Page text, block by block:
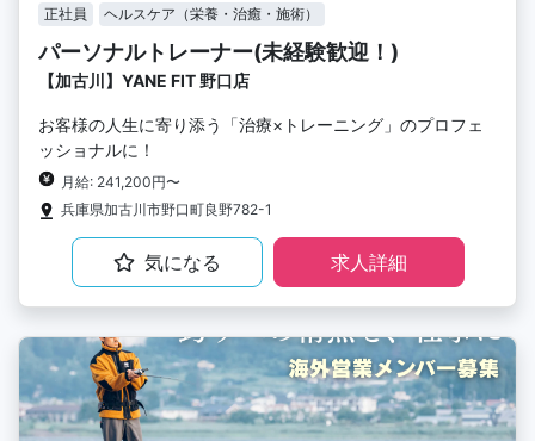
正社員 ヘルスケア（栄養・治癒・施術）
パーソナルトレーナー(未経験歓迎！)
【加古川】YANE FIT 野口店
お客様の人生に寄り添う「治療×トレーニング」のプロフェ
ッショナルに！
月給: 241,200円〜
兵庫県加古川市野口町良野782-1
気になる 求人詳細